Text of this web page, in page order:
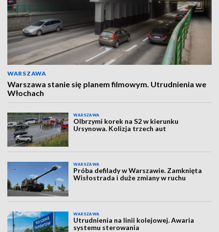
WARSZAWA
Warszawa stanie się planem filmowym. Utrudnienia we
Włochach
WARSZAWA
Olbrzymi korek na S2 w kierunku
Ursynowa. Kolizja trzech aut
WARSZAWA
Próba defilady w Warszawie. Zamknięta
Wisłostrada i duże zmiany w ruchu
WARSZAWA
Utrudnienia na linii kolejowej. Awaria
systemu sterowania